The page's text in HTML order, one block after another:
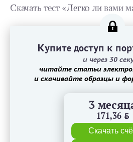
Скачать тест «Легко ли вами
Купите доступ к
и через 30
читайте статьи
и скачивайте образцы и
3
171,36 BYN
Скачать